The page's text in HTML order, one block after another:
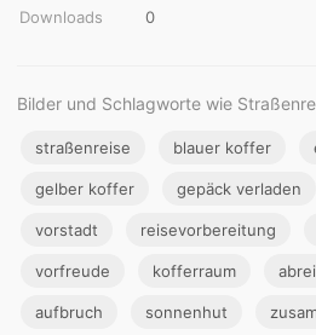
Downloads
0
Bilder und Schlagworte wie
straßenreise blauer koffer
gelber koffer gepäck verladen
vorstadt reisevorbereitung
vorfreude kofferraum
aufbruch sonnenhut